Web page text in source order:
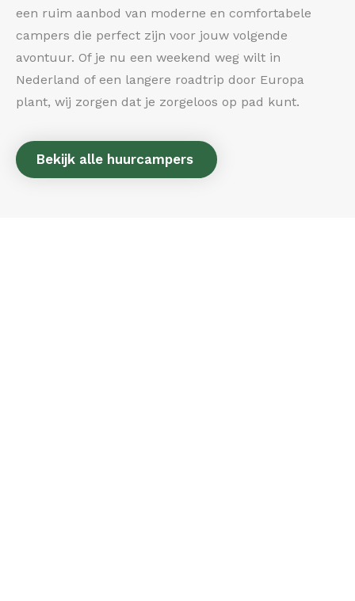
een ruim aanbod van moderne en comfortabele
campers die perfect zijn voor jouw volgende
avontuur. Of je nu een weekend weg wilt in
Nederland of een langere roadtrip door Europa
plant, wij zorgen dat je zorgeloos op pad kunt.
Bekijk alle huurcampers